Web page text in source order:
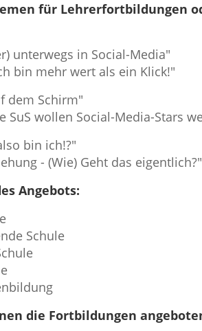
für Lehrerfortbildungen
unterwegs in Social-Media"
bin mehr wert als ein Klick!"
dem Schirm"
SuS wollen Social-Media-Stars
bin ich!?"
- (Wie) Geht das eigentlich?"
Angebots:
Schule
die Fortbildungen